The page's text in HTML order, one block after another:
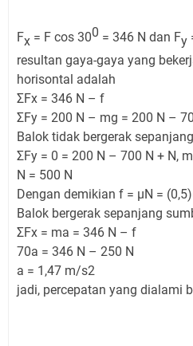
Fx = F cos 300 = 346 N dan Fy
resultan gaya-gaya yang
horisontal adalah
ΣFx = 346 N – f
ΣFy = 200 N – mg = 200 N –
Balok tidak bergerak
ΣFy = 0 = 200 N – 700 N + N,
N = 500 N
Dengan demikian f = μN =
Balok bergerak sepanjang
ΣFx = ma = 346 N – f
70a = 346 N – 250 N
a = 1,47 m/s2
jadi, percepatan yang dialami